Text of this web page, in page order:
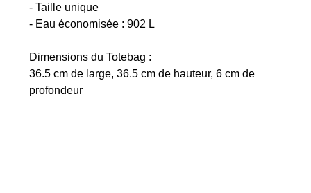
- Taille unique
- Eau économisée : 902 L
Dimensions du Totebag :
36.5 cm de large, 36.5 cm de hauteur, 6 cm de